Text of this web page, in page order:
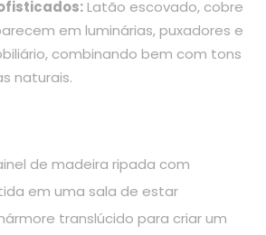
Latão escovado, cobre
em luminárias, puxadores e
combinando bem com tons
naturais.
de madeira ripada com
em uma sala de estar
translúcido para criar um